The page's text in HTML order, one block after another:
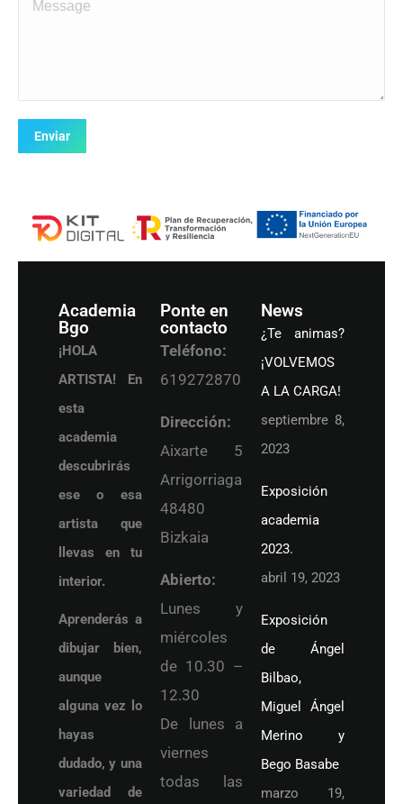
Enviar
Academia
Bgo
¡HOLA
ARTISTA! En
esta
academia
descubrirás
ese o esa
artista que
llevas en tu
interior.
Aprenderás a
dibujar bien,
aunque
alguna vez lo
hayas
dudado, y una
variedad de
Ponte en
contacto
Teléfono:
619272870
Dirección:
Aixarte 5
Arrigorriaga
48480
Bizkaia
Abierto:
Lunes y
miércoles
de 10.30 –
12.30
De lunes a
viernes
todas las
News
¿Te animas?
¡VOLVEMOS
A LA CARGA!
septiembre 8,
2023
Exposición
academia
2023.
abril 19, 2023
Exposición
de Ángel
Bilbao,
Miguel Ángel
Merino y
Bego Basabe
marzo 19,